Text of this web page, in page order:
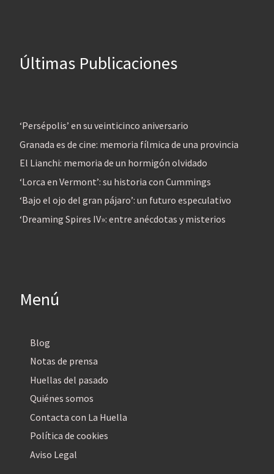
Últimas Publicaciones
‘Persépolis’ en su veinticinco aniversario
Granada es de cine: memoria fílmica de una provincia
El Lianchi: memoria de un hormigón olvidado
‘Lorca en Vermont’: su historia con Cummings
‘Bajo el ojo del gran pájaro’: un futuro especulativo
‘Dreaming Spires IV»: entre anécdotas y misterios
Menú
Blog
Notas de prensa
Huellas del pasado
Quiénes somos
Contacta con La Huella
Política de cookies
Aviso Legal